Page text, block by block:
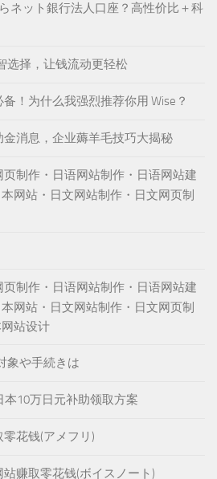
ネット銀行法人口座？高性价比＋科
选择，让钱流动更轻松
！为什么我强烈推荐你用 Wise？
消息，企业薅羊毛技巧大揭秘
制作・日语网站制作・日语网站建
网站・日文网站制作・日文网页制
制作・日语网站制作・日语网站建
网站・日文网站制作・日文网页制
站设计
象や手続きは
本10万日元补助领取方案
花钱(アメフリ)
赚取零花钱(ボイスノート)